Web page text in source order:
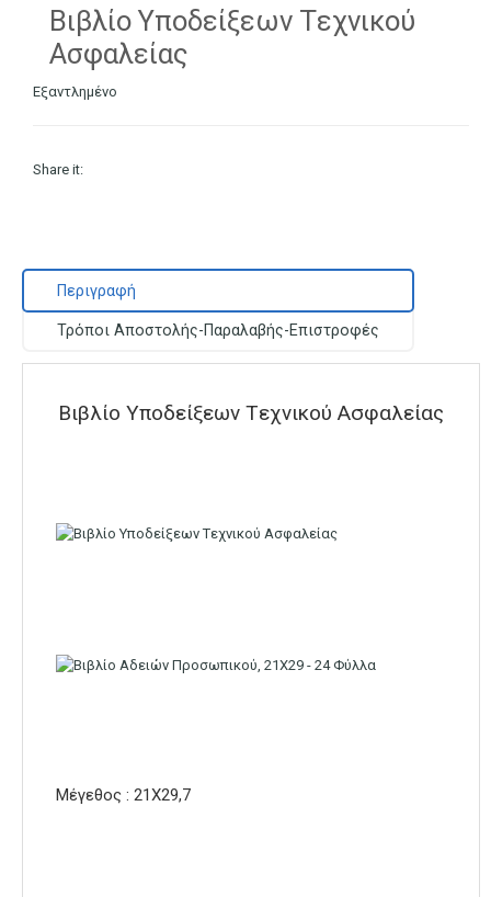
was:
5.50 €.
τιμή
είναι:
Βιβλίο Υποδείξεων Tεχνικού
Ασφαλείας
Εξαντλημένο
Share it:
Περιγραφή
Τρόποι Αποστολής-Παραλαβής-Επιστροφές
Βιβλίο Υποδείξεων Tεχνικού Ασφαλείας
Μέγεθος : 21Χ29,7